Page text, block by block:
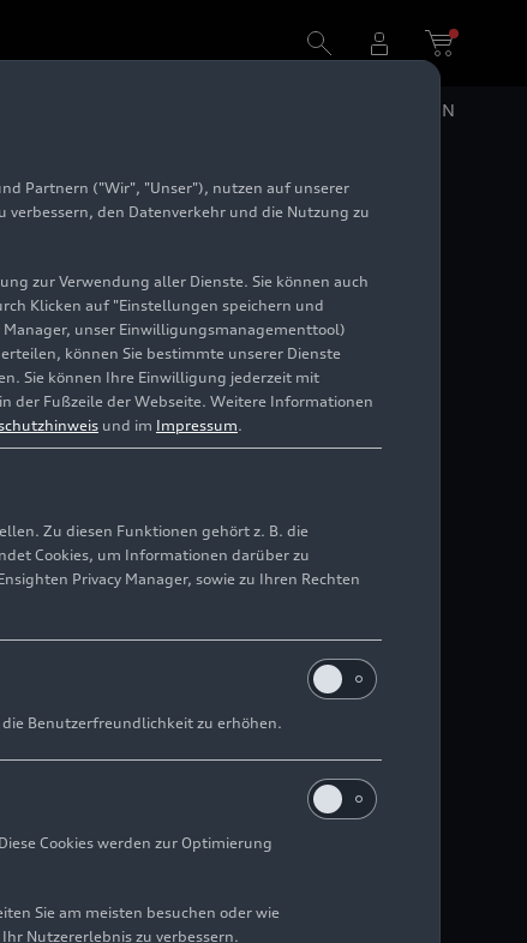
EN
Partnern ("Wir", "Unser"), nutzen auf unserer
verbessern, den Datenverkehr und die Nutzung zu
zur Verwendung aller Dienste. Sie können auch
Klicken auf "Einstellungen speichern und
unser Einwilligungsmanagementtool)
können Sie bestimmte unserer Dienste
Sie können Ihre Einwilligung jederzeit mit
der Fußzeile der Webseite. Weitere Informationen
und im Impressum.
Zu diesen Funktionen gehört z. B. die
Cookies, um Informationen darüber zu
Privacy Manager, sowie zu Ihren Rechten
Benutzerfreundlichkeit zu erhöhen.
Cookies werden zur Optimierung
Sie am meisten besuchen oder wie
Nutzererlebnis zu verbessern.